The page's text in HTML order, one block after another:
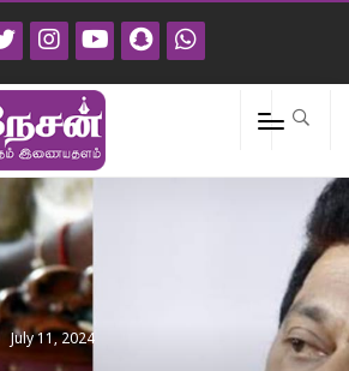
July 11, 2024